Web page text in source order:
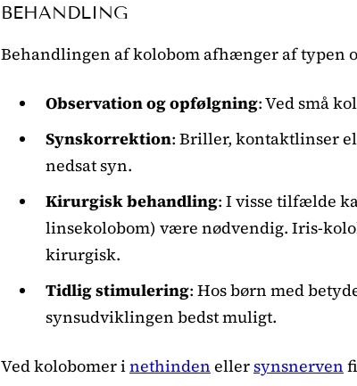
BEHANDLING
Behandlingen af kolobom afhænger af typen
Observation og opfølgning: Ved små
Synskorrektion: Briller, kontaktlinser
nedsat syn.
Kirurgisk behandling: I visse tilfælde
linsekolobom) være nødvendig. Iris-
kirurgisk.
Tidlig stimulering: Hos børn med
synsudviklingen bedst muligt.
Ved kolobomer inethinden ellersynsnerven